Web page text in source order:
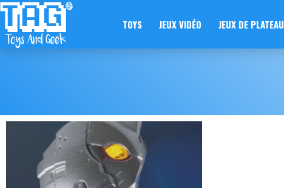
TOYS JEUX VIDÉO JEUX DE PLATEAU